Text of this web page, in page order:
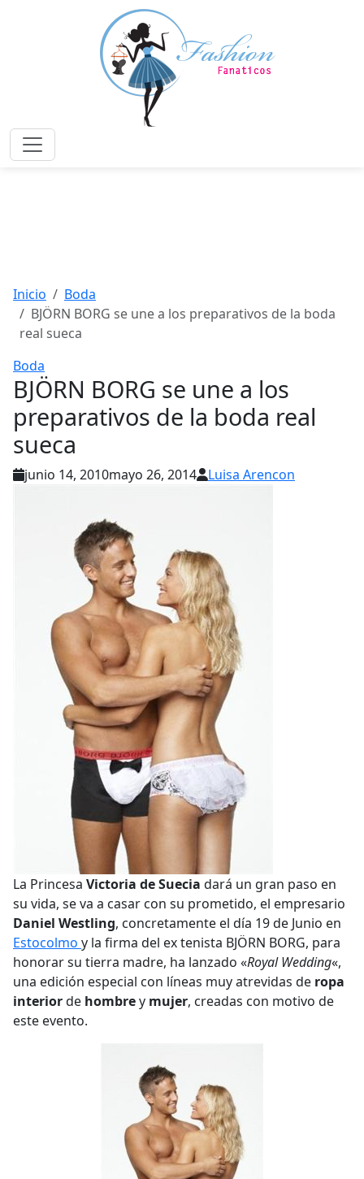
Menú
Inicio
Boda
BJÖRN BORG se une a los preparativos de la boda
Boda
BJÖRN BORG se une a los
preparativos de la boda real
junio 14, 2010mayo 26, 2014 Luisa Arencon
La Princesa Victoria de Suecia dará un gran paso en
su vida, se va a casar con su prometido, el empresario
Daniel Westling, concretamente el día 19 de Junio en
Estocolmo y la firma del ex tenista BJÖRN BORG, para
honorar su tierra madre, ha lanzado «Royal Wedding«,
una edición especial con líneas muy atrevidas de ropa
interiorde hombrey mujer, creadas con motivo de
este evento.